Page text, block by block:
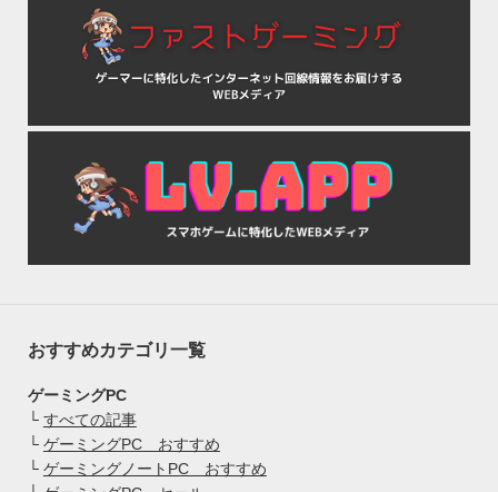
おすすめカテゴリ一覧
ゲーミングPC
└ すべての記事
└ ゲーミングPC おすすめ
└ ゲーミングノートPC おすすめ